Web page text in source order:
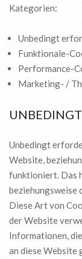
Kategorien:
Unbedingt
Funktionale-
Performance-
Marketing- /
Unbedingt
Website,
funktioniert. Das
beziehungsweise
Diese Art von
der Website
Informationen,
an diese Website